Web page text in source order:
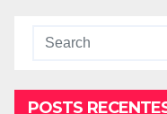
POSTS